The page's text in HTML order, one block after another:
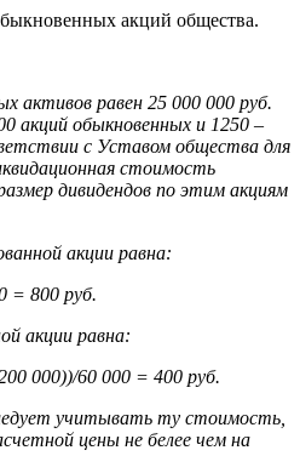
акций общества.
активов равен 25 000 000 руб.
акций обыкновенных и 1250 –
с Уставом общества для
стоимость
дивидендов по этим акциям
акции равна:
= 800 руб.
акции равна:
000))/60 000 = 400 руб.
учитывать ту стоимость,
цены не белее чем на